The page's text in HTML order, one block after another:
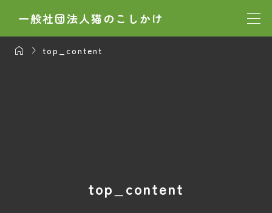
一般社団法人猫のこしかけ
  top_content
top_content